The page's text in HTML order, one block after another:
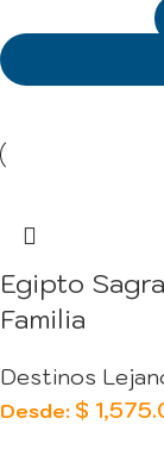
Egipto
Familia
Destinos
Desde: $